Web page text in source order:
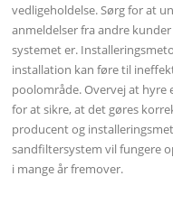
vedligeholdelse. Sørg for at
anmeldelser fra andre
systemet er.
installation kan føre til
poolområde. Overvej at hyre
for at sikre, at det gøres
producent og
sandfiltersystem vil fungere
i mange år fremover.